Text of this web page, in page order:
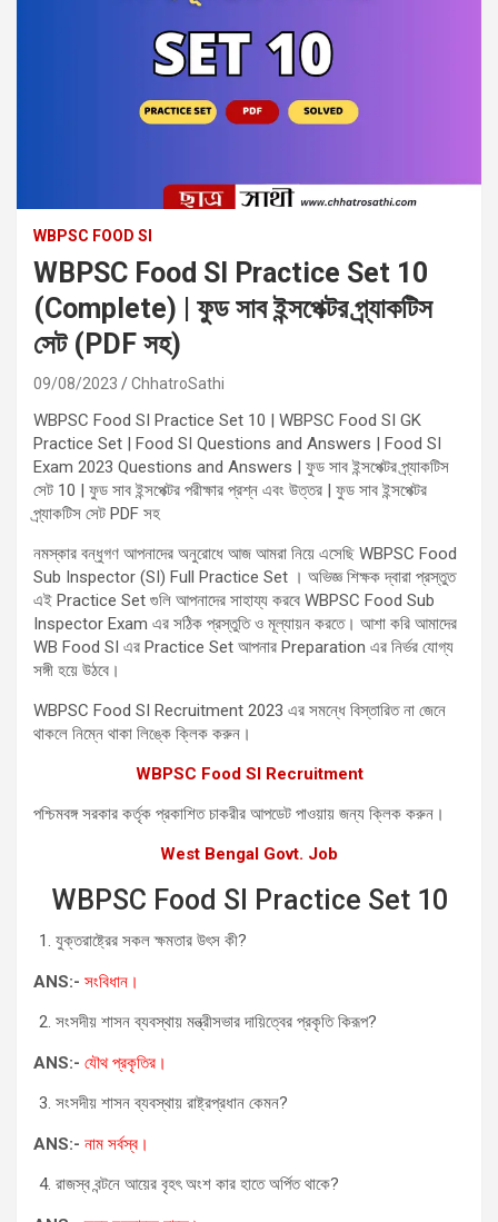
WBPSC FOOD SI
WBPSC Food SI Practice Set 10
(Complete) | ফুড সাব ইন্সপেক্টর প্র্যাকটিস
সেট (PDF সহ)
09/08/2023 ChhatroSathi
WBPSC Food SI Practice Set 10 | WBPSC Food SI GK
Practice Set | Food SI Questions and Answers | Food SI
Exam 2023 Questions and Answers | ফুড সাব ইন্সপেক্টর প্র্যাকটিস
সেট 10 | ফুড সাব ইন্সপেক্টর পরীক্ষার প্রশ্ন এবং উত্তর | ফুড সাব ইন্সপেক্টর
প্র্যাকটিস সেট PDF সহ
নমস্কার বন্ধুগণ আপনাদের অনুরোধে আজ আমরা নিয়ে এসেছি WBPSC Food
Sub Inspector (SI) Full Practice Set । অভিজ্ঞ শিক্ষক দ্বারা প্রস্তুত
এই Practice Set গুলি আপনাদের সাহায্য করবে WBPSC Food Sub
Inspector Exam এর সঠিক প্রস্তুতি ও মূল্যায়ন করতে। আশা করি আমাদের
WB Food SI এর Practice Set আপনার Preparation এর নির্ভর যোগ্য
সঙ্গী হয়ে উঠবে।
WBPSC Food SI Recruitment 2023 এর সমন্ধে বিস্তারিত না জেনে
থাকলে নিম্নে থাকা লিঙ্কে ক্লিক করুন।
WBPSC Food SI Recruitment
পশ্চিমবঙ্গ সরকার কর্তৃক প্রকাশিত চাকরীর আপডেট পাওয়ায় জন্য ক্লিক করুন।
West Bengal Govt. Job
WBPSC Food SI Practice Set 10
যুক্তরাষ্ট্রের সকল ক্ষমতার উৎস কী?
ANS:- সংবিধান।
সংসদীয় শাসন ব্যবস্থায় মন্ত্রীসভার দায়িত্বের প্রকৃতি কিরূপ?
ANS:- যৌথ প্রকৃতির।
সংসদীয় শাসন ব্যবস্থায় রাষ্ট্রপ্রধান কেমন?
ANS:- নাম সর্বস্ব।
রাজস্ব বন্টনে আয়ের বৃহৎ অংশ কার হাতে অর্পিত থাকে?